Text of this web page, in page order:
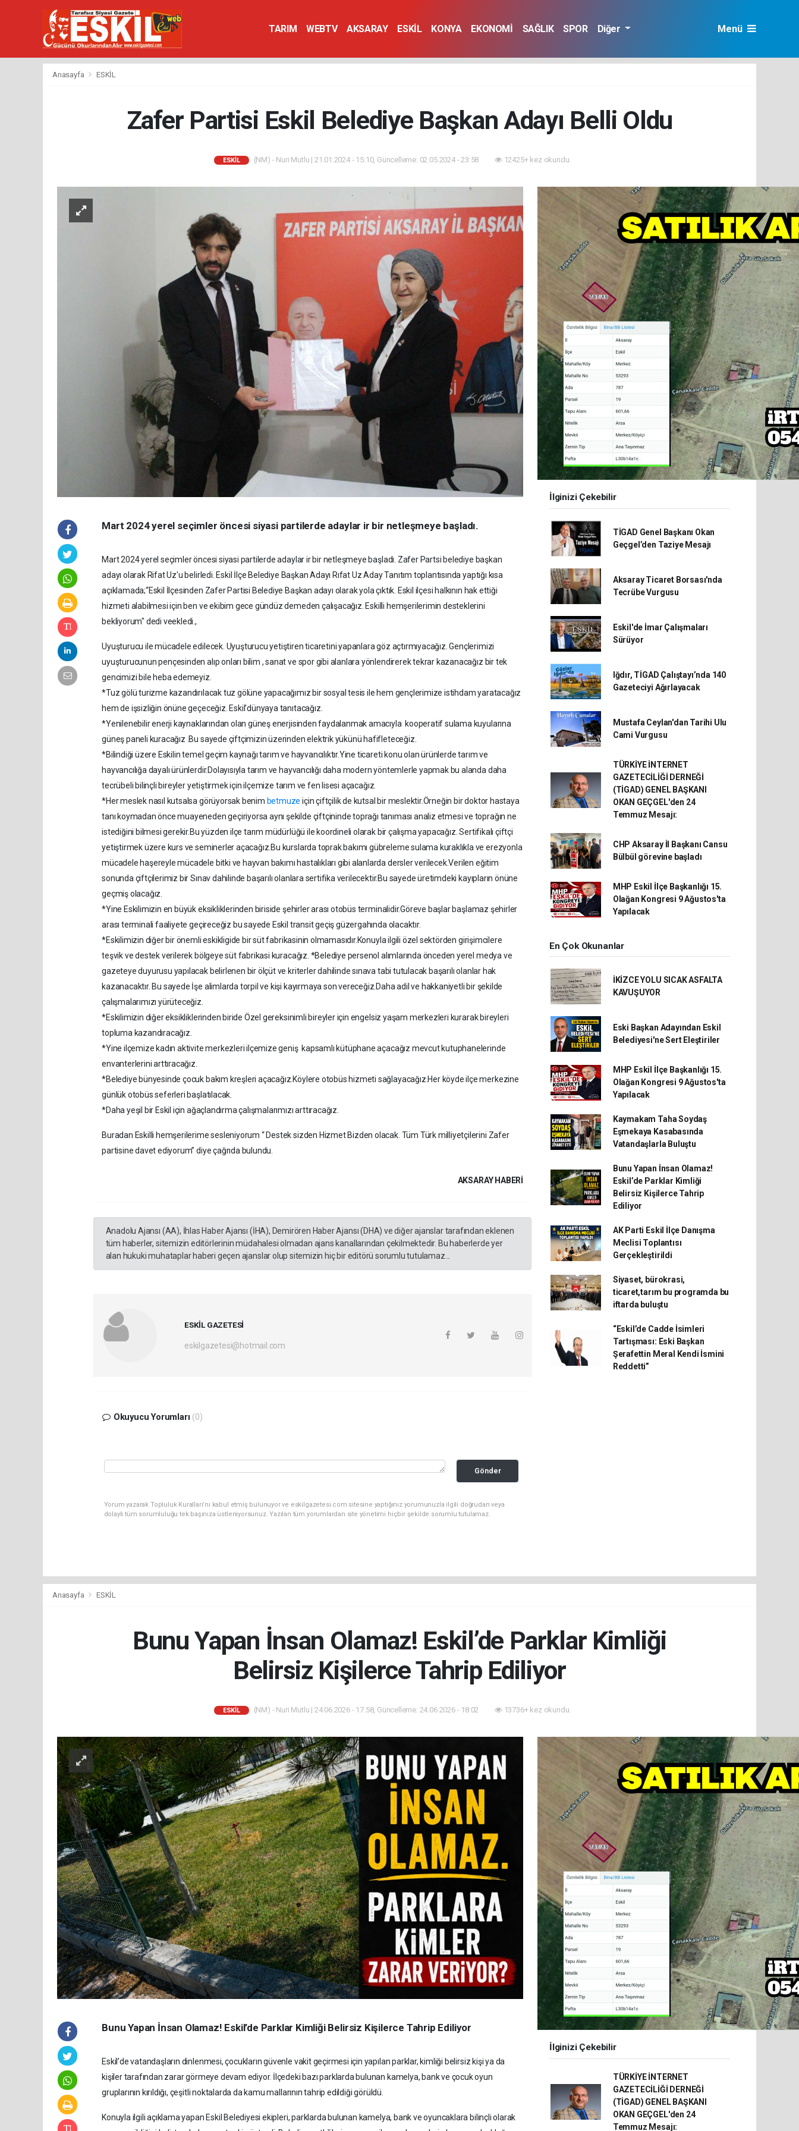
TARIM WEBTV AKSARAY ESKİL KONYA EKONOMİ SAĞLIK SPOR Diğer Menü
Anasayfa ESKİL
Zafer Partisi Eskil Belediye Başkan Adayı Belli Oldu
ESKİL (NM) - Nuri Mutlu | 21.01.2024 - 15:10, Güncelleme: 02.05.2024 - 23:58 12425+ kez okundu.
Mart 2024 yerel seçimler öncesi siyasi partilerde adaylar ir bir netleşmeye başladı.
Mart 2024 yerel seçimler öncesi siyasi partilerde adaylar ir bir netleşmeye başladı. Zafer Partsi belediye başkan
adayı olarak Rifat Uz'u belirledi. Eskil İlçe Belediye Başkan Adayı Rıfat Uz Aday Tanıtım toplantısında yaptığı kısa
açıklamada;“Eskil İlçesinden Zafer Partisi Belediye Başkan adayı olarak yola çıktık. Eskil ilçesi halkının hak ettiği
hizmeti alabilmesi için ben ve ekibim gece gündüz demeden çalışacağız. Eskilli hemşerilerimin desteklerini
bekliyorum" dedi veekledi.,
Uyuşturucu ile mücadele edilecek. Uyuşturucu yetiştiren ticaretini yapanlara göz açtırmıyacağız. Gençlerimizi
uyuşturucunun pençesinden alıp onları bilim , sanat ve spor gibi alanlara yönlendirerek tekrar kazanacağız bir tek
gencimizi bile heba edemeyiz.
*Tuz gölü turizme kazandırılacak tuz gölüne yapacağımız bir sosyal tesis ile hem gençlerimize istihdam yaratacağız
hem de işsizliğin önüne geçeceğiz. Eskil'dünyaya tanıtacağız.
*Yenilenebilir enerji kaynaklarından olan güneş enerjisinden faydalanmak amacıyla kooperatif sulama kuyularına
güneş paneli kuracağız .Bu sayede çiftçimizin üzerinden elektrik yükünü hafifleteceğiz.
*Bilindiği üzere Eskilin temel geçim kaynağı tarım ve hayvancılıktır.Yine ticareti konu olan ürünlerde tarım ve
hayvancılığa dayalı ürünlerdir.Dolayısıyla tarım ve hayvancılığı daha modern yöntemlerle yapmak bu alanda daha
tecrübeli bilinçli bireyler yetiştirmek için ilçemize tarım ve fen lisesi açacağız.
*Her meslek nasıl kutsalsa görüyorsak benim betmuze için çiftçilik de kutsal bir meslektir.Örneğin bir doktor hastaya
tanı koymadan önce muayeneden geçiriyorsa aynı şekilde çiftçininde toprağı tanıması analiz etmesi ve toprağın ne
istediğini bilmesi gerekir.Bu yüzden ilçe tarım müdürlüğü ile koordineli olarak bir çalışma yapacağız. Sertifikalı çiftçi
yetiştirmek üzere kurs ve seminerler açacağız.Bu kurslarda toprak bakımı gübreleme sulama kuraklıkla ve erezyonla
mücadele haşereyle mücadele bitki ve hayvan bakımı hastalıkları gibi alanlarda dersler verilecek.Verilen eğitim
sonunda çiftçilerimiz bir Sınav dahilinde başarılı olanlara sertifika verilecektir.Bu sayede üretimdeki kayıpların önüne
geçmiş olacağız.
*Yine Eskilimizin en büyük eksikliklerinden biriside şehirler arası otobüs terminalidir.Göreve başlar başlamaz şehirler
arası terminali faaliyete geçireceğiz bu sayede Eskil transit geçiş güzergahında olacaktır.
*Eskilimizin diğer bir önemli eskikligide bir süt fabrikasinin olmamasıdır.Konuyla ilgili özel sektörden girişimcilere
teşvik ve destek verilerek bölgeye süt fabrikasi kuracağız. *Belediye persenol alımlarında önceden yerel medya ve
gazeteye duyurusu yapılacak belirlenen bir ölçüt ve kriterler dahilinde sınava tabi tutulacak başarılı olanlar hak
kazanacaktır. Bu sayede İşe alimlarda torpil ve kişi kayırmaya son vereceğiz.Daha adil ve hakkaniyetli bir şekilde
çalışmalarımızı yürüteceğiz.
*Eskilimizin diğer eksikliklerinden biride Özel gereksinimli bireyler için engelsiz yaşam merkezleri kurarak bireyleri
topluma kazandıracağız.
*Yine ilçemize kadın aktivite merkezleri ilçemize geniş kapsamlı kütüphane açacağız mevcut kutuphanelerinde
envanterlerini arttıracağız.
*Belediye bünyesinde çocuk bakım kreşleri açacağız.Köylere otobüs hizmeti sağlayacağız.Her köyde ilçe merkezine
günlük otobüs seferleri başlatılacak.
*Daha yeşil bir Eskil için ağaçlandırma çalışmalarımızı arttıracağız.
Buradan Eskilli hemşerilerime sesleniyorum “ Destek sizden Hizmet Bizden olacak. Tüm Türk milliyetçilerini Zafer
partisine davet ediyorum” diye çağrıda bulundu.
AKSARAY HABERİ
Anadolu Ajansı (AA), İhlas Haber Ajansı (İHA), Demirören Haber Ajansı (DHA) ve diğer ajanslar tarafından eklenen
tüm haberler, sitemizin editörlerinin müdahalesi olmadan ajans kanallarından çekilmektedir. Bu haberlerde yer
alan hukuki muhataplar haberi geçen ajanslar olup sitemizin hiç bir editörü sorumlu tutulamaz...
ESKİL GAZETESİ
eskilgazetesi@hotmail.com
Okuyucu Yorumları (0)
Gönder
Yorum yazarak Topluluk Kuralları’nı kabul etmiş bulunuyor ve eskilgazetesi.com sitesine yaptığınız yorumunuzla ilgili doğrudan veya
dolaylı tüm sorumluluğu tek başınıza üstleniyorsunuz. Yazılan tüm yorumlardan site yönetimi hiçbir şekilde sorumlu tutulamaz.
İlginizi Çekebilir
TİGAD Genel Başkanı Okan
Geçgel’den Taziye Mesajı
Aksaray Ticaret Borsası'nda
Tecrübe Vurgusu
Eskil'de İmar Çalışmaları
Sürüyor
Iğdır, TİGAD Çalıştayı’nda 140
Gazeteciyi Ağırlayacak
Mustafa Ceylan'dan Tarihi Ulu
Cami Vurgusu
TÜRKİYE İNTERNET
GAZETECİLİĞİ DERNEĞİ
(TİGAD) GENEL BAŞKANI
OKAN GEÇGEL'den 24
Temmuz Mesajı:
CHP Aksaray İl Başkanı Cansu
Bülbül görevine başladı
MHP Eskil İlçe Başkanlığı 15.
Olağan Kongresi 9 Ağustos'ta
Yapılacak
En Çok Okunanlar
İKİZCE YOLU SICAK ASFALTA
KAVUŞUYOR
Eski Başkan Adayından Eskil
Belediyesi'ne Sert Eleştiriler
MHP Eskil İlçe Başkanlığı 15.
Olağan Kongresi 9 Ağustos'ta
Yapılacak
Kaymakam Taha Soydaş
Eşmekaya Kasabasında
Vatandaşlarla Buluştu
Bunu Yapan İnsan Olamaz!
Eskil’de Parklar Kimliği
Belirsiz Kişilerce Tahrip
Ediliyor
AK Parti Eskil İlçe Danışma
Meclisi Toplantısı
Gerçekleştirildi
Siyaset, bürokrasi,
ticaret,tarım bu programda bu
iftarda buluştu
“Eskil’de Cadde İsimleri
Tartışması: Eski Başkan
Şerafettin Meral Kendi İsmini
Reddetti”
Anasayfa ESKİL
Bunu Yapan İnsan Olamaz! Eskil’de Parklar Kimliği
Belirsiz Kişilerce Tahrip Ediliyor
ESKİL (NM) - Nuri Mutlu | 24.06.2026 - 17:58, Güncelleme: 24.06.2026 - 18:02 13736+ kez okundu.
Bunu Yapan İnsan Olamaz! Eskil’de Parklar Kimliği Belirsiz Kişilerce Tahrip Ediliyor
Eskil’de vatandaşların dinlenmesi, çocukların güvenle vakit geçirmesi için yapılan parklar, kimliği belirsiz kişi ya da
kişiler tarafından zarar görmeye devam ediyor. İlçedeki bazı parklarda bulunan kamelya, bank ve çocuk oyun
gruplarının kırıldığı, çeşitli noktalarda da kamu mallarının tahrip edildiği görüldü.
Konuyla ilgili açıklama yapan Eskil Belediyesi ekipleri, parklarda bulunan kamelya, bank ve oyuncaklara bilinçli olarak
İlginizi Çekebilir
TÜRKİYE İNTERNET
GAZETECİLİĞİ DERNEĞİ
(TİGAD) GENEL BAŞKANI
OKAN GEÇGEL'den 24
Temmuz Mesajı: